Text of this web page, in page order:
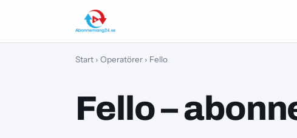
Start › Operatörer › Fello
Fello –